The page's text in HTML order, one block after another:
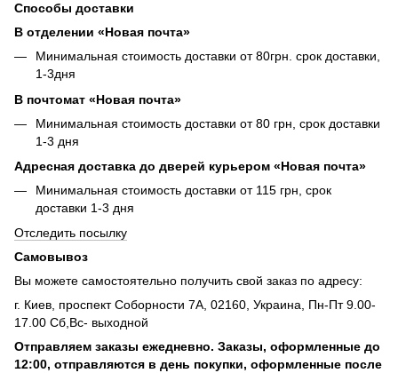
Способы доставки
В отделении «Новая почта»
Минимальная стоимость доставки от 80грн. срок доставки,
1-3дня
В почтомат «Новая почта»
Минимальная стоимость доставки от 80 грн, срок доставки
1-3 дня
Адресная доставка до дверей курьером «Новая почта»
Минимальная стоимость доставки от 115 грн, срок
доставки 1-3 дня
Отследить посылку
Самовывоз
Вы можете самостоятельно получить свой заказ по адресу:
г. Киев, проспект Соборности 7А, 02160, Украина, Пн-Пт 9.00-
17.00 Сб,Вс- выходной
Отправляем заказы ежедневно. Заказы, оформленные до
12:00, отправляются в день покупки, оформленные после